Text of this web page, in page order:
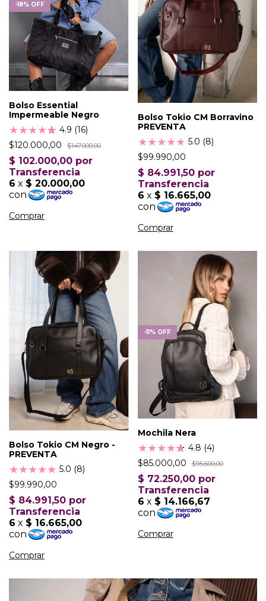
-18% OFF
Bolso Essential
Impermeable Negro
★★★★★
★ 4.9 (16)
$120.000,00
$147.000,00
Bolso Tokio CM Borravino
PREVENTA
★★★★★ 5.0 (8)
$99.990,00
Bolso Tokio CM Negro -
PREVENTA
★★★★★ 5.0 (8)
$99.990,00
-11 % OFF
Mochila Nera
★★★★★
★ 4.8 (4)
$85.000,00
$95.600,00
Comprar